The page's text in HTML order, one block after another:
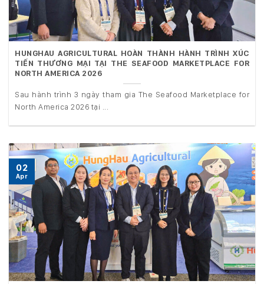
HUNGHAU AGRICULTURAL HOÀN THÀNH HÀNH TRÌNH XÚC
TIẾN THƯƠNG MẠI TẠI THE SEAFOOD MARKETPLACE FOR
NORTH AMERICA 2026
Sau hành trình 3 ngày tham gia The Seafood Marketplace for
North America 2026 tại ...
02
Apr